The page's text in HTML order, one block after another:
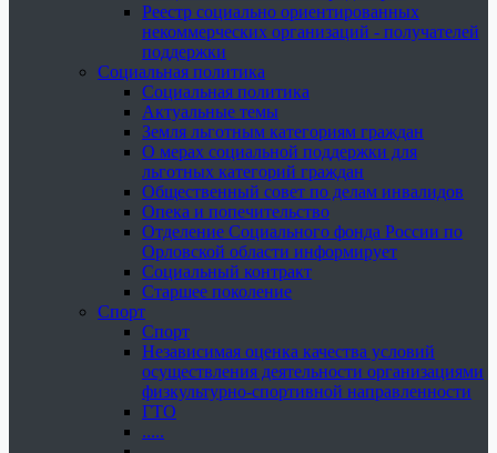
Реестр социально ориентированных
некоммерческих организаций - получателей
поддержки
Социальная политика
Социальная политика
Актуальные темы
Земля льготным категориям граждан
О мерах социальной поддержки для
льготных категорий граждан
Общественный совет по делам инвалидов
Опека и попечительство
Отделение Социального фонда России по
Орловской области информирует
Социальный контракт
Старшее поколение
Спорт
Спорт
Независимая оценка качества условий
осуществления деятельности организациями
физкультурно-спортивной направленности
ГТО
.....